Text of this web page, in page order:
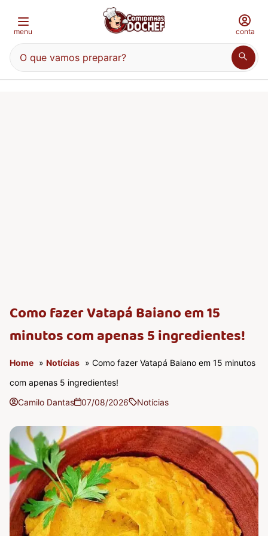
menu
O que vamos preparar?
conta
Como fazer Vatapá Baiano em 15
minutos com apenas 5 ingredientes!
Home » Notícias » Como fazer Vatapá Baiano em 15 minutos
com apenas 5 ingredientes!
Camilo Dantas
07/08/2026 Notícias